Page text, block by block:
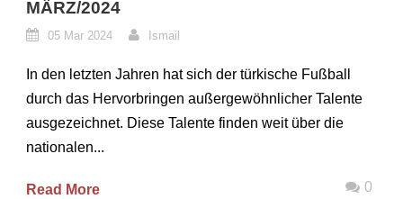
ÄRZ/2024
05 Mar 2024 Ismail
In den letzten Jahren hat sich der türkische Fußball
durch das Hervorbringen außergewöhnlicher Talente
ausgezeichnet. Diese Talente finden weit über die
nationalen...
Read More 0